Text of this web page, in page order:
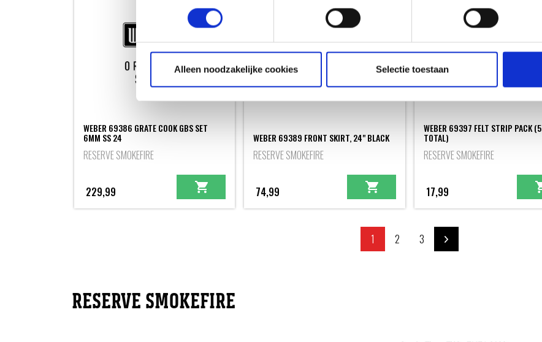
Alleen noodzakelijke cookies Selectie toestaan
WEBER 69386 GRATE COOK GBS SET
6MM SS 24
RESERVE SMOKEFIRE
229,99
WEBER 69389 FRONT SKIRT, 24" BLACK
RESERVE SMOKEFIRE
74,99
WEBER 69397 FELT STRIP PACK (5
TOTAL)
RESERVE SMOKEFIRE
17,99
1 2 3
RESERVE SMOKEFIRE